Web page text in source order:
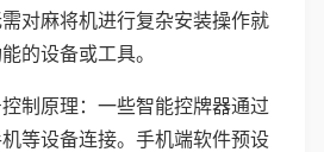
对麻将机进行复杂安装操作就
的设备或工具。
制原理：一些智能控牌器通过
等设备连接。手机端软件预设